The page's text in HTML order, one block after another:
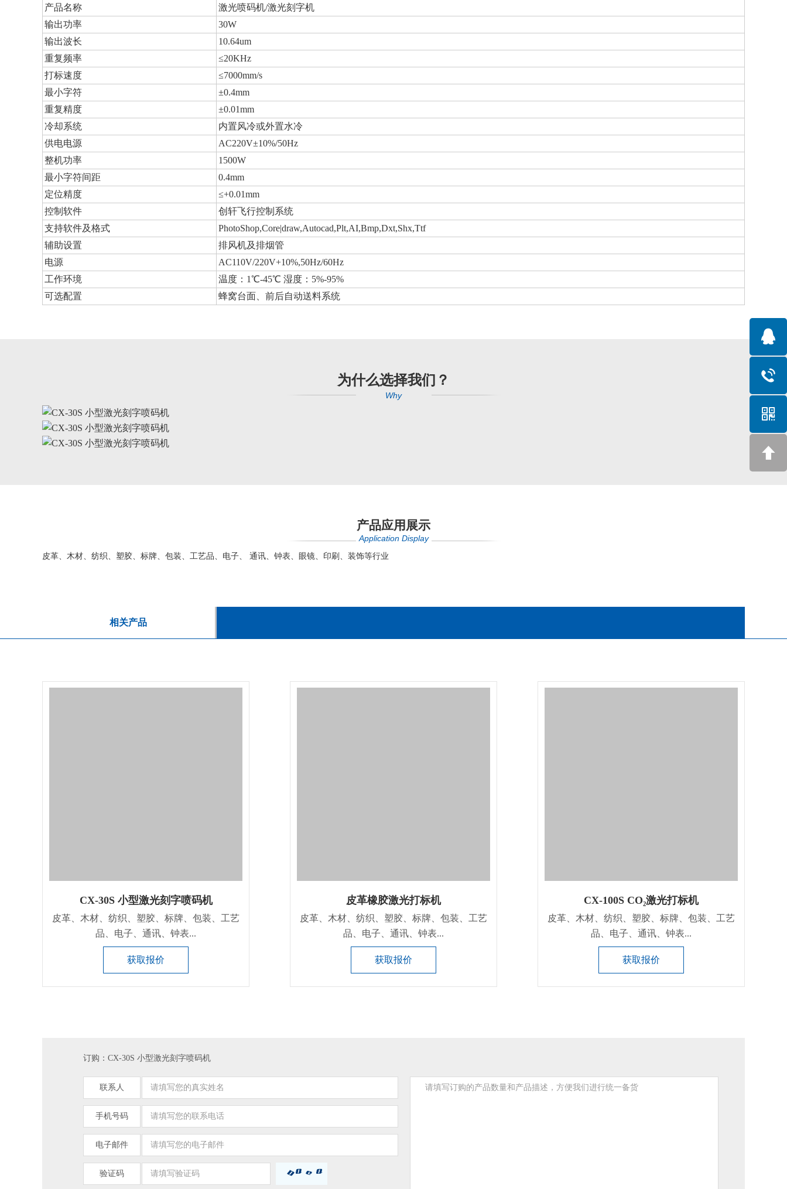
产品名称
激光喷码机/激光刻字机
输出功率
30W
输出波长
10.64um
重复频率
≤20KHz
打标速度
≤7000mm/s
最小字符
±0.4mm
重复精度
±0.01mm
冷却系统
内置风冷或外置水冷
供电电源
AC220V±10%/50Hz
整机功率
1500W
最小字符间距
0.4mm
定位精度
≤+0.01mm
控制软件
创轩飞行控制系统
支持软件及格式
PhotoShop,Core|draw,Autocad,Plt,AI,Bmp,Dxt,Shx,Ttf
辅助设置
排风机及排烟管
电源
AC110V/220V+10%,50Hz/60Hz
工作环境
温度：1℃-45℃ 湿度：5%-95%
可选配置
蜂窝台面、前后自动送料系统
为什么选择我们？
Why
产品应用展示
Application Display
皮革、木材、纺织、塑胶、标牌、包装、工艺品、电子、 通讯、钟表、眼镜、印刷、装饰等行业
相关产品
CX-30S 小型激光刻字喷码机
皮革、木材、纺织、塑胶、标牌、包装、工艺
品、电子、通讯、钟表...
获取报价
皮革橡胶激光打标机
皮革、木材、纺织、塑胶、标牌、包装、工艺
品、电子、通讯、钟表...
获取报价
CX-100S CO₂激光打标机
皮革、木材、纺织、塑胶、标牌、包装、工艺
品、电子、通讯、钟表...
获取报价
订购：CX-30S 小型激光刻字喷码机
联系人
手机号码
电子邮件
验证码